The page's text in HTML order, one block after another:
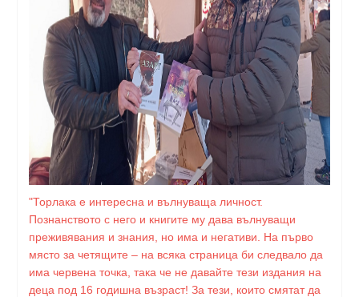
"Торлака е интересна и вълнуваща личност.
Познанството с него и книгите му дава вълнуващи
преживявания и знания, но има и негативи. На първо
място за четящите – на всяка страница би следвало да
има червена точка, така че не давайте тези издания на
деца под 16 годишна възраст! За тези, които смятат да